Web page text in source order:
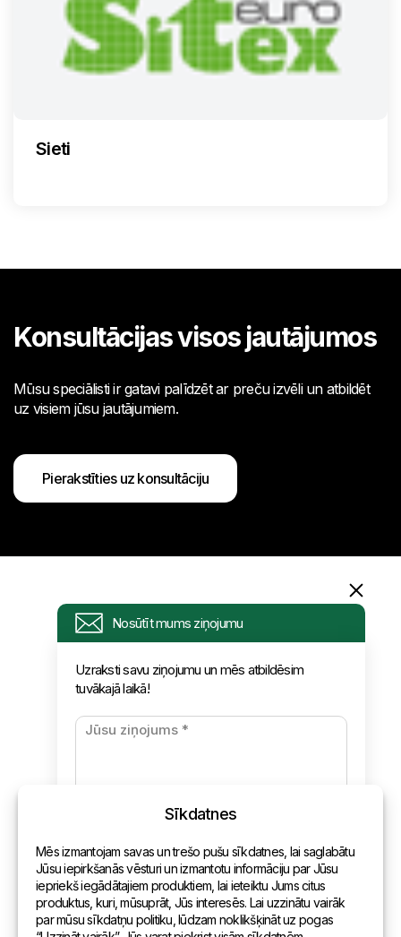
Sieti
Konsultācijas visos jautājumos
Mūsu speciālisti ir gatavi palīdzēt ar preču izvēli un atbildēt
uz visiem jūsu jautājumiem.
Pierakstīties uz konsultāciju
Nosūtīt mums ziņojumu
Uzraksti savu ziņojumu un mēs atbildēsim
tuvākajā laikā!
Informācija
Pieprasījums
Apmaksa un piegāde
Kontakti
Vispārēja informācija
Pārstāvniecības pasaulē
Adrese
Sīkdatnes
Mēs izmantojam savas un trešo pušu sīkdatnes, lai saglabātu
Jūsu iepirkšanās vēsturi un izmantotu informāciju par Jūsu
iepriekš iegādātajiem produktiem, lai ieteiktu Jums citus
produktus, kuri, mūsuprāt, Jūs interesēs. Lai uzzinātu vairāk
par mūsu sīkdatņu politiku, lūdzam noklikšķināt uz pogas